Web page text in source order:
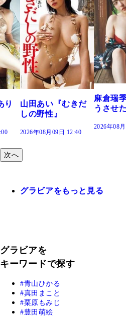
むきだ
日 12:40
麻倉瑞季『夏がそ
うさせた』
2026年08月09日 12:35
青
次へ
グラビアをもっと見る
グラビアを
キーワードで探す
青山ひかる
真田まこと
栗原もみじ
豊田萌絵